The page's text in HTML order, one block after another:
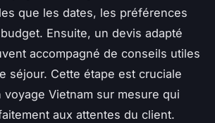
que les dates, les préférences
Ensuite, un devis adapté
accompagné de conseils utiles
séjour. Cette étape est cruciale
voyage Vietnam sur mesure qui
aux attentes du client.